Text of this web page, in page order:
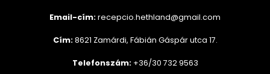
Email-cím:recepcio.hethland@gmail.com
Cím:8621 Zamárdi, Fábián Gáspár utca 17.
Telefonszám: +36/30 732 9563